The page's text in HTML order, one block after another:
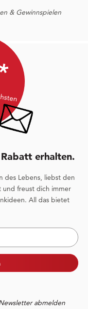
& Gewinnspielen
erhalten.
des Lebens, liebst den
und freust dich immer
All das bietet
abmelden